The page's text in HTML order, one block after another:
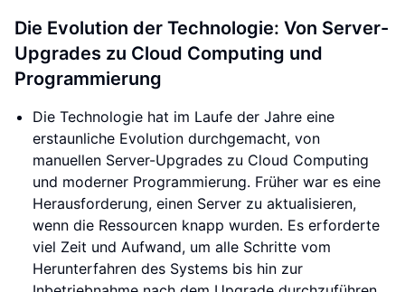
Die Evolution der Technologie: Von Server-
Upgrades zu Cloud Computing und
Programmierung
Die Technologie hat im Laufe der Jahre eine
erstaunliche Evolution durchgemacht, von
manuellen Server-Upgrades zu Cloud Computing
und moderner Programmierung. Früher war es eine
Herausforderung, einen Server zu aktualisieren,
wenn die Ressourcen knapp wurden. Es erforderte
viel Zeit und Aufwand, um alle Schritte vom
Herunterfahren des Systems bis hin zur